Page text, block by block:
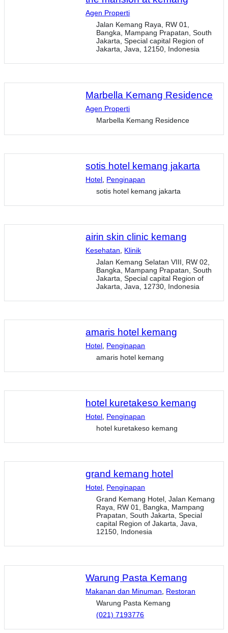
Agen Properti
Jalan Kemang Raya, RW 01,
Bangka, Mampang Prapatan, South
Jakarta, Special capital Region of
Jakarta, Java, 12150, Indonesia
Marbella Kemang Residence
Agen Properti
Marbella Kemang Residence
sotis hotel kemang jakarta
Hotel Penginapan
sotis hotel kemang jakarta
airin skin clinic kemang
Kesehatan
Klinik
Jalan Kemang Selatan VIII, RW 02,
Bangka, Mampang Prapatan, South
Jakarta, Special capital Region of
Jakarta, Java, 12730, Indonesia
amaris hotel kemang
Hotel Penginapan
amaris hotel kemang
hotel kuretakeso kemang
Hotel, Penginapan
hotel kuretakeso kemang
grand kemang hotel
Hotel, Penginapan
Grand Kemang Hotel, Jalan Kemang
Raya, RW 01, Bangka, Mampang
Prapatan, South Jakarta, Special
capital Region of Jakarta, Java,
12150, Indonesia
Warung Pasta Kemang
Makanan dan Minuman
Restoran
Warung Pasta Kemang
(021) 7193776